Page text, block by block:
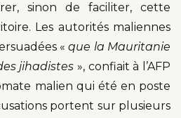
sinon de faciliter, cette
Les autorités maliennes
«que la Mauritanie
jihadistes », confiait à l’AFP
malien qui été en poste
portent sur plusieurs